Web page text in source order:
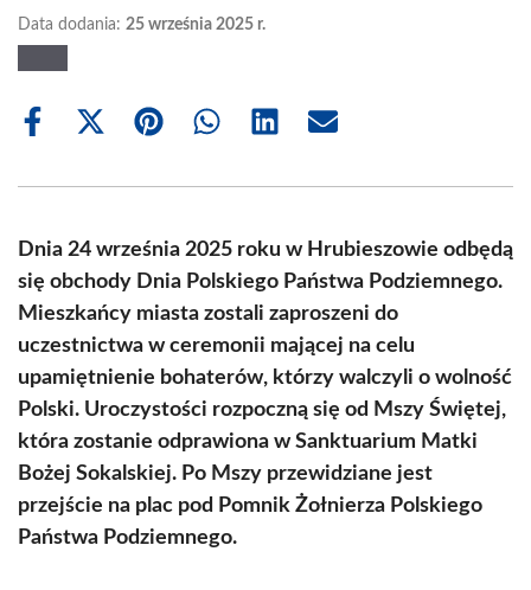
Data dodania: 25 września 2025 r.
Share
Share
(Twitter)
Share Share Share Share
Dnia 24 września 2025 roku w Hrubieszowie odbędą
się obchody Dnia Polskiego Państwa Podziemnego.
Mieszkańcy miasta zostali zaproszeni do
uczestnictwa w ceremonii mającej na celu
upamiętnienie bohaterów, którzy walczyli o wolność
Polski. Uroczystości rozpoczną się od Mszy Świętej,
która zostanie odprawiona w Sanktuarium Matki
Bożej Sokalskiej. Po Mszy przewidziane jest
przejście na plac pod Pomnik Żołnierza Polskiego
Państwa Podziemnego.